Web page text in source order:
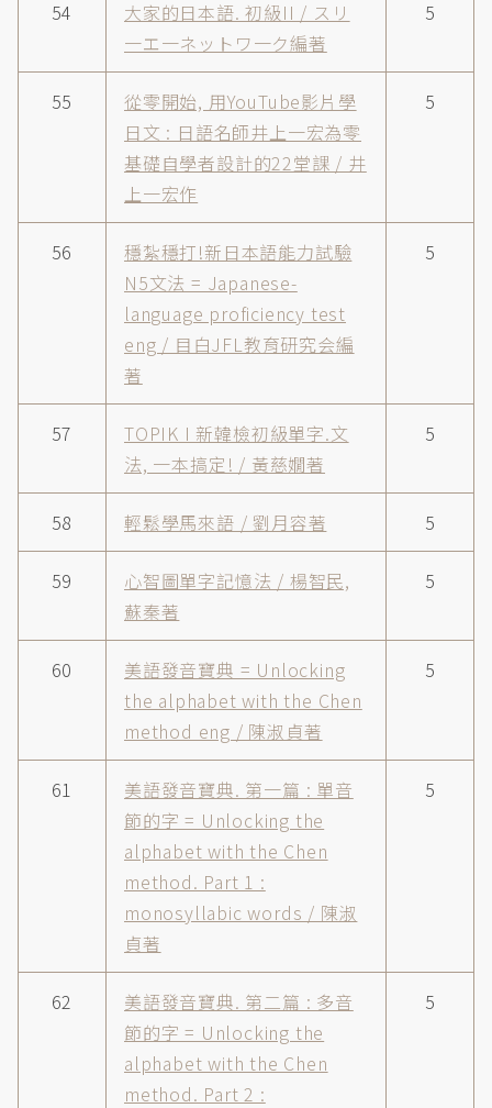
54
大家的日本語. 初級II / スリ
一エ一ネットワ一ク編著
5
55
從零開始, 用YouTube影片學
日文 : 日語名師井上一宏為零
基礎自學者設計的22堂課 / 井
上一宏作
5
56
穩紮穩打!新日本語能力試驗
N5文法 = Japanese-
language proficiency test
eng / 目白JFL教育研究会編
著
5
57
TOPIK I 新韓檢初級單字.文
法, 一本搞定! / 黃慈嫺著
5
58 輕鬆學馬來語 / 劉月容著 5
59
心智圖單字記憶法 / 楊智民,
蘇秦著
5
60
美語發音寶典 = Unlocking
the alphabet with the Chen
method eng / 陳淑貞著
5
61
美語發音寶典. 第一篇 : 單音
節的字 = Unlocking the
alphabet with the Chen
method. Part 1 :
monosyllabic words / 陳淑
貞著
5
62
美語發音寶典. 第二篇 : 多音
節的字 = Unlocking the
alphabet with the Chen
method. Part 2 :
5